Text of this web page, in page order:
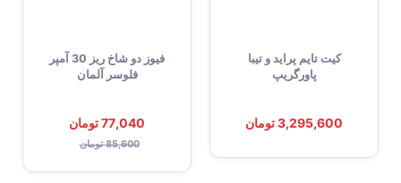
کیت تایم پراید و تیبا
پاورگریپ
3,295,600 تومان
فیوز دو شاخ ریز 30 آمپر
فلوسر آلمان
77,040 تومان
85,600 تومان